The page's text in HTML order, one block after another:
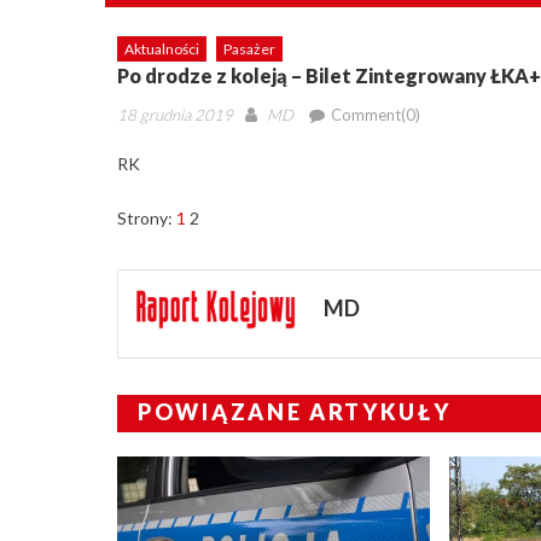
Aktualności Pasażer
Po drodze z koleją – Bilet Zintegrowany
Posted
18 grudnia 2019 Author
MD Comment(0)
RK
Strony: 1 2
MD
POWIĄZANE ARTYKUŁY